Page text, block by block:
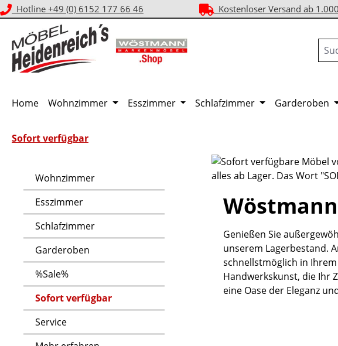
Hauptinhalt springen
Zur Suche springen
Zur Hauptnavigation springen
Hotline +49 (0) 6152 177 66 46 Kostenloser Versand ab
Home Wohnzimmer Esszimmer Schlafzimmer Garderoben
Sofort verfügbar
Wohnzimmer
Esszimmer
Schlafzimmer
Garderoben
%Sale%
Sofort verfügbar
Service
Genießen Sie
unserem Lagerbestand.
schnellstmöglich in
Handwerkskunst, die Ihr
eine Oase der Eleganz